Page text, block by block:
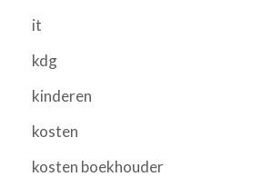
it
kdg
kinderen
kosten
kosten boekhouder